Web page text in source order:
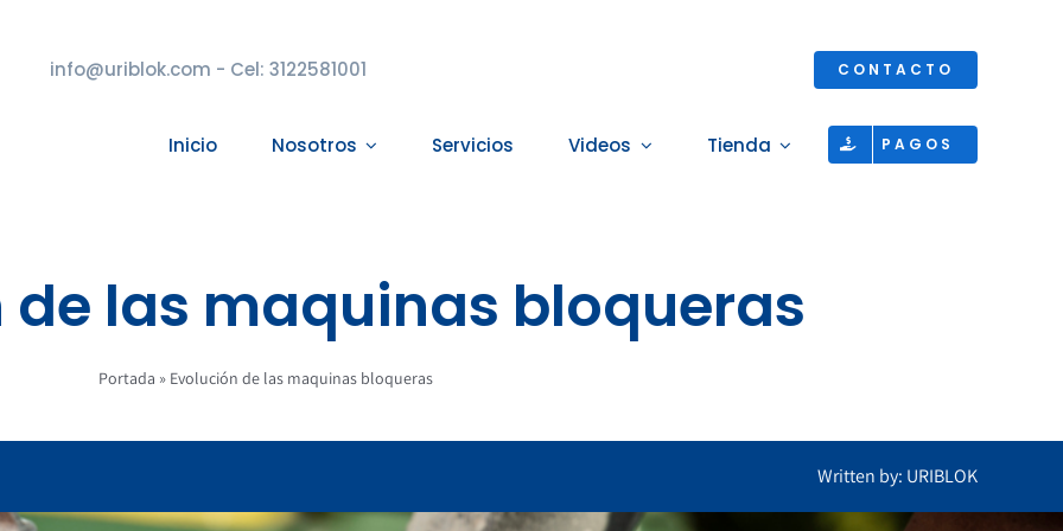
info@uriblok.com - Cel: 3122581001 CONTACTO
Inicio Nosotros Servicios Videos Tienda PAGOS
de las maquinas bloqueras
Portada » Evolución de las maquinas bloqueras
Written by: URIBLOK